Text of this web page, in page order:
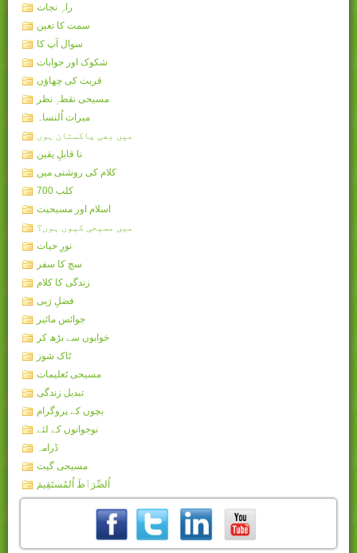
راہِ نجات
سمت کا تعین
سوال آپ کا
شکوک اور جوابات
قربت کی چھاؤں
مسیحی نقطہِ نظر
میرات اُلنساہ
میں بھی پاکستان ہوں
نا قابلِ یقین
کلام کی روشنی میں
کلب 700
اسلام اور مسیحیت
میں مسیحی کیوں ہوں؟
نورِ حیات
سچ کا سفر
زندگی کا کلام
فضلِ رَبی
جوائس مائیر
خوابوں سے بڑھ کر
ٹاک شوز
مسیحی تَعلیمات
تبدیل زندگی
بچوں کے پروگرام
نوجوانوں کے لئے
ڈرامہ
مسیحی گیت
اُلصِّرَٲطَ اُلمُستَقِيمَ